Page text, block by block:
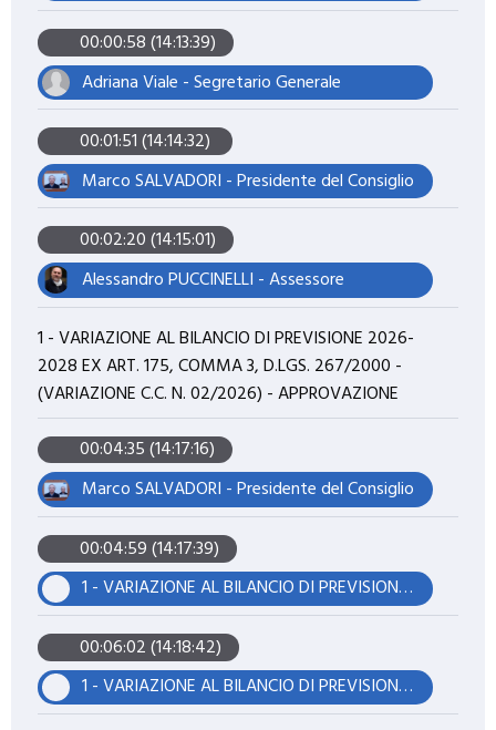
00:00:58 (14:13:39)
Adriana Viale - Segretario Generale
00:01:51 (14:14:32)
Marco SALVADORI - Presidente del Consiglio
00:02:20 (14:15:01)
Alessandro PUCCINELLI - Assessore
1 - VARIAZIONE AL BILANCIO DI PREVISIONE 2026-
2028 EX ART. 175, COMMA 3, D.LGS. 267/2000 -
(VARIAZIONE C.C. N. 02/2026) - APPROVAZIONE
00:04:35 (14:17:16)
Marco SALVADORI - Presidente del Consiglio
00:04:59 (14:17:39)
1 - VARIAZIONE AL BILANCIO DI PREVISIONE 2026-2028 EX ART. 175, COMMA 3, D.LGS. 267/2000 - (VARIAZIONE C.C. N. 02/2026) - APPROVAZIONE
00:06:02 (14:18:42)
1 - VARIAZIONE AL BILANCIO DI PREVISIONE 2026-2028 EX ART. 175, COMMA 3, D.LGS. 267/2000 - (VARIAZIONE C.C. N. 02/2026) - APPROVAZIONE